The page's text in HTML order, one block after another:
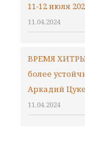
11-12 июля
11.04.2024
ВРЕМЯ
более
Аркадий
11.04.2024